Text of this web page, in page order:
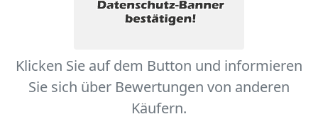
Klicken Sie auf dem Button und informieren
Sie sich über Bewertungen von anderen
Käufern.